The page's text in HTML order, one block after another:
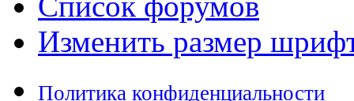
Изменить размер
Политика конфиденциальности